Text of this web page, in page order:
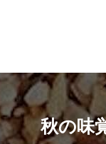
秋の味